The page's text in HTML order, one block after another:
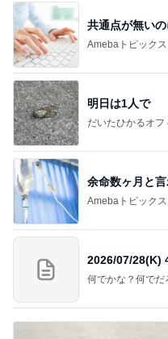
共通点が無い
Amebaトピックス
明日は1人で
だいたひかるオフ
余命数ヶ月と
Amebaトピックス
2026/07/28(K)
何でかな？何でだ